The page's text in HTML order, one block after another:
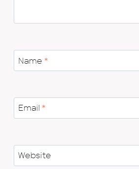
Name *
Email *
Website